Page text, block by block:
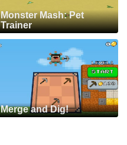
Monster Mash: Pet
Trainer
Merge and Dig!